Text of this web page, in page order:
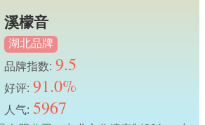
溪檬音
湖北品牌
品牌指数: 9.5
好评: 91.0%
人气: 5967